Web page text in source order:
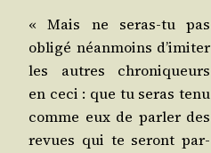
« Mais ne seras-tu pas
obli­gé néan­moins d’i­mi­ter
les autres chro­ni­queurs
en ceci : que tu seras tenu
comme eux de par­ler des
revues qui te seront par­